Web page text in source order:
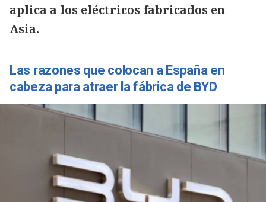
aplica a los eléctricos fabricados en
Asia.
Las razones que colocan a España en
cabeza para atraer la fábrica de BYD